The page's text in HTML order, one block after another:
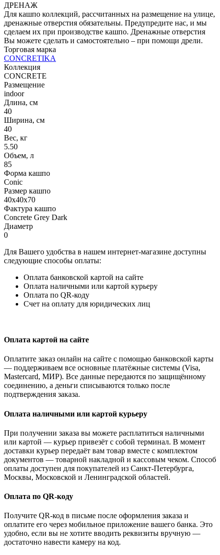
ДРЕНАЖ
Для кашпо коллекций, рассчитанных на размещение на улице,
дренажные отверстия обязательны. Предупредите нас, и мы
сделаем их при производстве кашпо. Дренажные отверстия
Вы можете сделать и самостоятельно – при помощи дрели.
Торговая марка
CONCRETIKA
Коллекция
CONCRETE
Размещение
indoor
Длина, см
40
Ширина, см
40
Вес, кг
5.50
Объем, л
85
Форма кашпо
Conic
Размер кашпо
40x40x70
Фактура кашпо
Concrete Grey Dark
Диаметр
0
Для Вашего удобства в нашем интернет-магазине доступны
следующие способы оплаты:
Оплата банковской картой на сайте
Оплата наличными или картой курьеру
Оплата по QR-коду
Счет на оплату для юридических лиц
Оплата картой на сайте
Оплатите заказ онлайн на сайте с помощью банковской карты
— поддерживаем все основные платёжные системы (Visa,
Mastercard, МИР). Все данные передаются по защищённому
соединению, а деньги списываются только после
подтверждения заказа.
Оплата наличными или картой курьеру
При получении заказа вы можете расплатиться наличными
или картой — курьер привезёт с собой терминал. В момент
доставки курьер передаёт вам товар вместе с комплектом
документов — товарной накладной и кассовым чеком. Способ
оплаты доступен для покупателей из Санкт-Петербурга,
Москвы, Московской и Ленинградской областей.
Оплата по QR-коду
Получите QR-код в письме после оформления заказа и
оплатите его через мобильное приложение вашего банка. Это
удобно, если вы не хотите вводить реквизиты вручную —
достаточно навести камеру на код.